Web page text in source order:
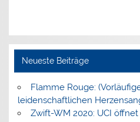
Neueste Beiträge
Flamme Rouge:
leidenschaftlichen
Zwift-WM 2020: UCI